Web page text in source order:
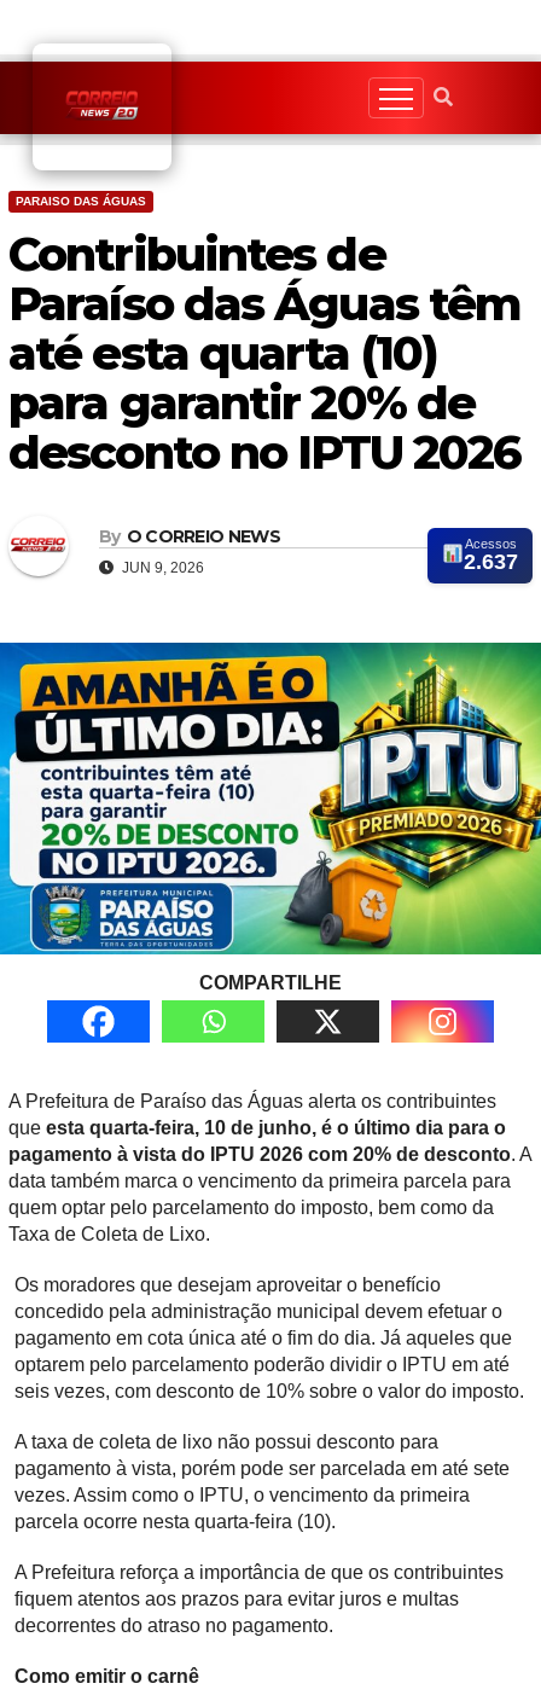
content
PARAISO DAS ÁGUAS
Contribuintes de
Paraíso das Águas têm
até esta quarta (10)
para garantir 20% de
desconto no IPTU 2026
By O CORREIO NEWS
JUN 9, 2026
Acessos
2.637
COMPARTILHE
A Prefeitura de Paraíso das Águas alerta os contribuintes
que esta quarta-feira, 10 de junho, é o último dia para o
pagamento à vista do IPTU 2026 com 20% de desconto. A
data também marca o vencimento da primeira parcela para
quem optar pelo parcelamento do imposto, bem como da
Taxa de Coleta de Lixo.
Os moradores que desejam aproveitar o benefício
concedido pela administração municipal devem efetuar o
pagamento em cota única até o fim do dia. Já aqueles que
optarem pelo parcelamento poderão dividir o IPTU em até
seis vezes, com desconto de 10% sobre o valor do imposto.
A taxa de coleta de lixo não possui desconto para
pagamento à vista, porém pode ser parcelada em até sete
vezes. Assim como o IPTU, o vencimento da primeira
parcela ocorre nesta quarta-feira (10).
A Prefeitura reforça a importância de que os contribuintes
fiquem atentos aos prazos para evitar juros e multas
decorrentes do atraso no pagamento.
Como emitir o carnê